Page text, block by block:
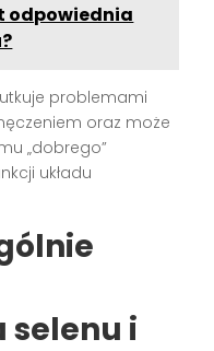
odpowiednia
problemami
oraz może
„dobrego”
układu
i